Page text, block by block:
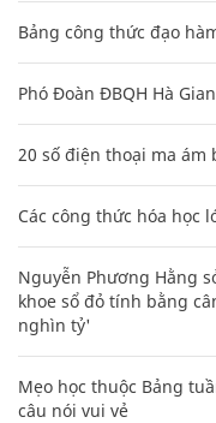
Bảng công thức đạo
Phó Đoàn ĐBQH Hà
20 số điện thoại ma
Các công thức hóa học
Nguyễn Phương Hằng
khoe sổ đỏ tính bằng
nghìn tỷ'
Mẹo học thuộc Bảng
câu nói vui vẻ